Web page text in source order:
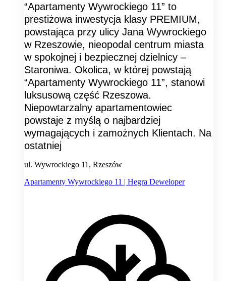
“Apartamenty Wywrockiego 11” to
prestiżowa inwestycja klasy PREMIUM,
powstająca przy ulicy Jana Wywrockiego
w Rzeszowie, nieopodal centrum miasta
w spokojnej i bezpiecznej dzielnicy –
Staroniwa. Okolica, w której powstają
“Apartamenty Wywrockiego 11”, stanowi
luksusową część Rzeszowa.
Niepowtarzalny apartamentowiec
powstaje z myślą o najbardziej
wymagających i zamożnych Klientach. Na
ostatniej
ul. Wywrockiego 11, Rzeszów
Apartamenty Wywrockiego 11 | Hegra Deweloper